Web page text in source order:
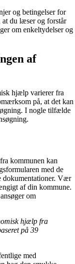
og betingelser for
du læser og forstår
om enkeltydelser og
af
hjælp varierer fra
på, at det kan
I nogle tilfælde
kommunen kan
med de
dokumentationer. Vær
af din kommune.
om
hjælp fra
på 39
med